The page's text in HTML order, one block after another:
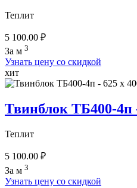
Теплит
5 100.00 ₽
За м 3
Узнать цену со скидкой
хит
Твинблок ТБ400-4п
Теплит
5 100.00 ₽
За м 3
Узнать цену со скидкой